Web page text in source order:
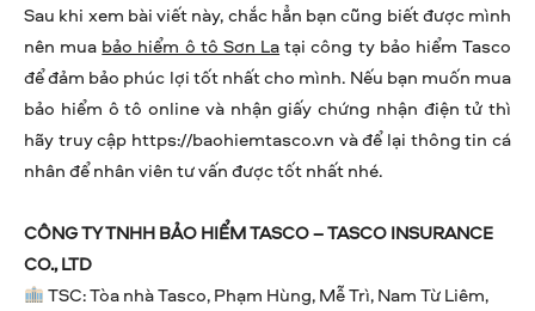
Sau khi xem bài viết này, chắc hẳn bạn cũng biết được mình
nên mua bảo hiểm ô tô Sơn Latại công ty bảo hiểm Tasco
để đảm bảo phúc lợi tốt nhất cho mình. Nếu bạn muốn mua
bảo hiểm ô tô online và nhận giấy chứng nhận điện tử thì
hãy truy cập https://baohiemtasco.vn và để lại thông tin cá
nhân để nhân viên tư vấn được tốt nhất nhé.
CÔNG TY TNHH BẢO HIỂM TASCO – TASCO INSURANCE
CO., LTD
TSC: Tòa nhà Tasco, Phạm Hùng, Mễ Trì, Nam Từ Liêm,